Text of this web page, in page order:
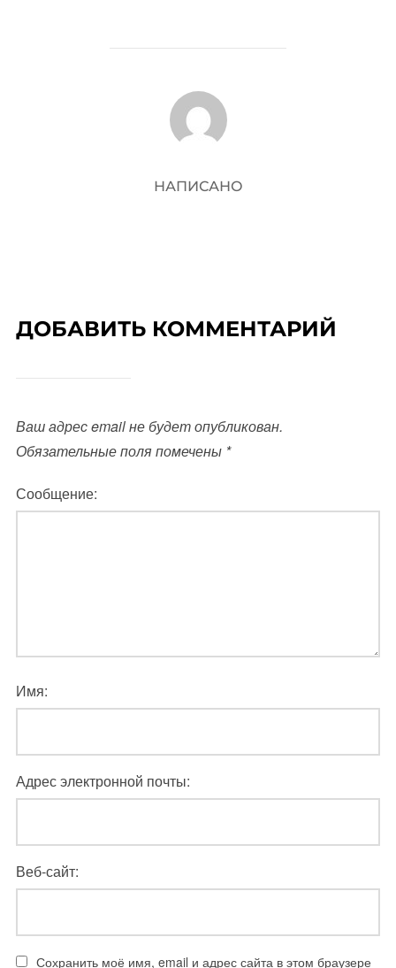
АВТОР ЗАПИСИ
НАПИСАНО
ДОБАВИТЬ КОММЕНТАРИЙ
Ваш адрес email не будет опубликован.
Обязательные поля помечены *
Сообщение:
Имя:
Адрес электронной почты:
Веб-сайт:
Сохранить моё имя, email и адрес сайта в этом браузере